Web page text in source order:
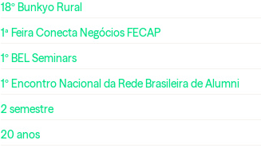
18º Bunkyo Rural
1ª Feira Conecta Negócios FECAP
1º BEL Seminars
1º Encontro Nacional da Rede Brasileira de Alumni
2 semestre
20 anos